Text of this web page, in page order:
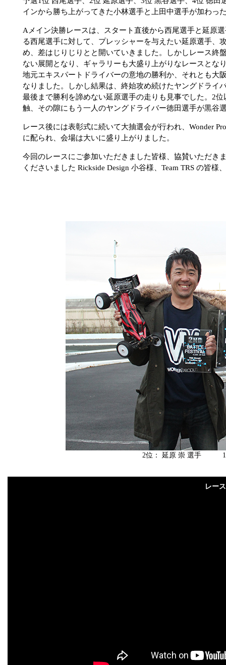
インから勝ち上がってきた小林選手と上田中選手が加わっ
Aメイン決勝レースは、スタート直後から西尾選手と延原
る西尾選手に対して、プレッシャーを与えたい延原選手
め、差はじりじりとと開いていきました。しかしレース終
ない展開となり、ギャラリーも大盛り上がりなレースとな
地元エキスパートドライバーの意地の勝利か、それとも大
なりました。しかし結果は、終始攻め続けたヤングドライ
最後まで勝利を諦めない延原選手の走りも見事でした。2
触、その隙にもう一人のヤングドライバー徳田選手が黒谷
レース後には表彰式に続いて大抽選会が行われ、Wonder
に配られ、会場は大いに盛り上がりました。
今回のレースにご参加いただきました皆様、協賛いただき
くださいました Rickside Design 小谷様、Team TRS の皆様
2位： 延原 崇 選手 1
レー